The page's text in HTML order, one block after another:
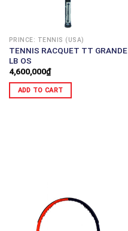
PRINCE: TENNIS (USA)
TENNIS RACQUET TT GRANDE
LB OS
4,600,000₫
ADD TO CART